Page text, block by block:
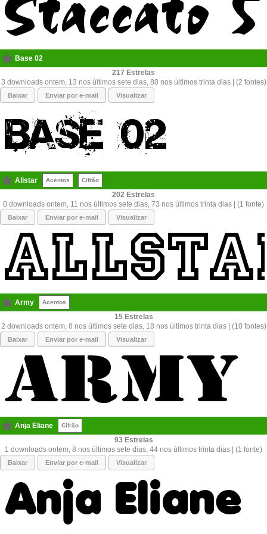
Base 02
217
3 downloads ontem, 13 nos últimos sete dias, 80 nos últimos trinta dias | (2 fontes)
Baixar Enviar por e-mail Visualizar
Allstar Acentos Cifrão
202
0 downloads ontem, 11 nos últimos sete dias, 73 nos últimos trinta dias | (1 fonte)
Baixar Enviar por e-mail Visualizar
Army Acentos
15
2 downloads ontem, 8 nos últimos sete dias, 18 nos últimos trinta dias | (10 fontes)
Baixar Enviar por e-mail Visualizar
Anja Eliane Cifrão
93
1 downloads ontem, 8 nos últimos sete dias, 44 nos últimos trinta dias | (1 fonte)
Baixar Enviar por e-mail Visualizar